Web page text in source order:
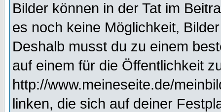
Bilder können in der Tat im
es noch keine Möglichkeit,
Deshalb musst du zu einem
auf einem für die Öffentlichkeit
http://www.meineseite.de/
linken, die sich auf deiner